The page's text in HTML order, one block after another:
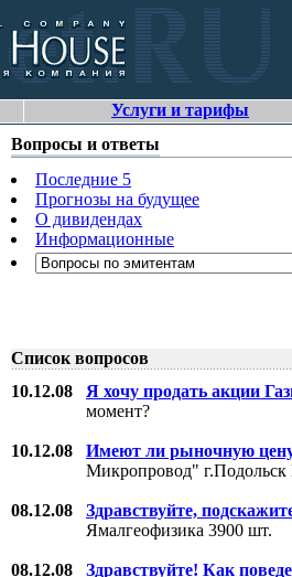
Услуги и тарифы
Вопросы и ответы
Последние 5
Прогнозы на будущее
О дивидендах
Информационные
Список вопросов
10.12.08 Я хочу продать акции
момент?
10.12.08
Имеют ли рыночную
Микропровод"
08.12.08
Здравствуйте,
Ямалгеофизика 3900 шт.
08.12.08
Здравствуйте! Как